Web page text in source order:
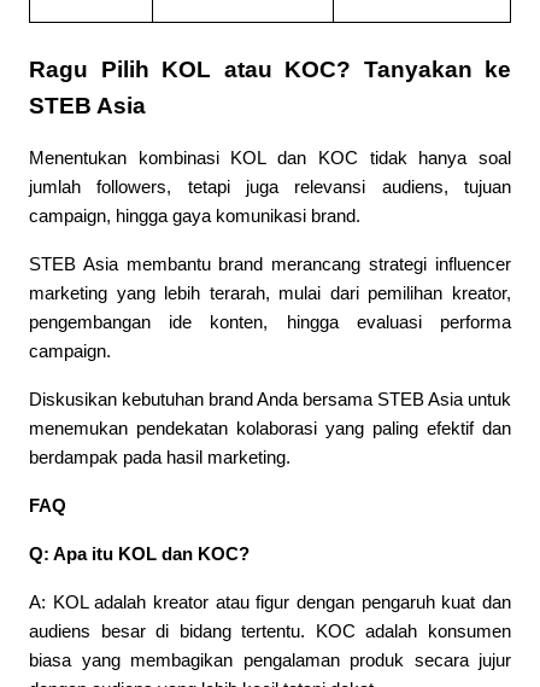
Ragu Pilih KOL atau KOC? Tanyakan ke
STEB Asia
Menentukan kombinasi KOL dan KOC tidak hanya soal
jumlah followers, tetapi juga relevansi audiens, tujuan
campaign, hingga gaya komunikasi brand.
STEB Asia membantu brand merancang strategi influencer
marketing yang lebih terarah, mulai dari pemilihan kreator,
pengembangan ide konten, hingga evaluasi performa
campaign.
Diskusikan kebutuhan brand Anda bersama STEB Asia untuk
menemukan pendekatan kolaborasi yang paling efektif dan
berdampak pada hasil marketing.
FAQ
Q: Apa itu KOL dan KOC?
A: KOL adalah kreator atau figur dengan pengaruh kuat dan
audiens besar di bidang tertentu. KOC adalah konsumen
biasa yang membagikan pengalaman produk secara jujur